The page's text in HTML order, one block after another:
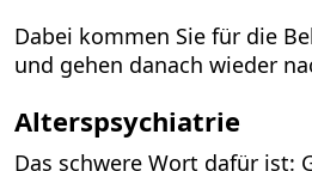
Dabei kommen Sie für die
und gehen danach wieder
Alterspsychiatrie
Das schwere Wort dafür ist: